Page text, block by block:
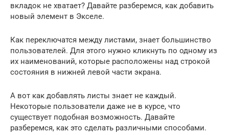
вкладок не хватает? Давайте разберемся, как добавить
новый элемент в Экселе.
Как переключатся между листами, знает большинство
пользователей. Для этого нужно кликнуть по одному из
их наименований, которые расположены над строкой
состояния в нижней левой части экрана.
А вот как добавлять листы знает не каждый.
Некоторые пользователи даже не в курсе, что
существует подобная возможность. Давайте
разберемся, как это сделать различными способами.